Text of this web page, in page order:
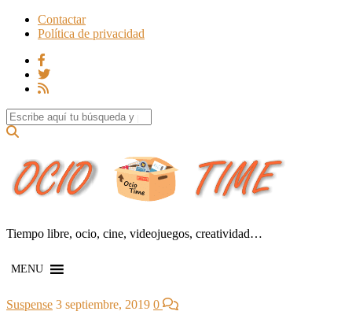
Contactar
Política de privacidad
Search for:
Tiempo libre, ocio, cine, videojuegos, creatividad…
MENU
Suspense 3 septiembre, 2019 0